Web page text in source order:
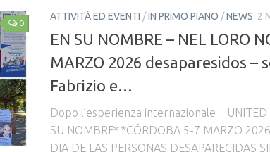
0
ATTIVITÀ ED EVENTI /IN PRIMO PIANO /NEWS 2
EN SU NOMBRE – NEL LORO
MARZO 2026 desaparesidos –
Fabrizio e…
Dopo l’esperienza internazionale
SU NOMBRE* *CÓRDOBA 5-7 MARZO
DIA DE LAS PERSONAS DESAPARECIDAS